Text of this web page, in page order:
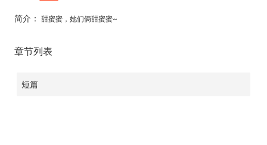
简介： 甜蜜蜜，她们俩甜蜜蜜~
章节列表
短篇